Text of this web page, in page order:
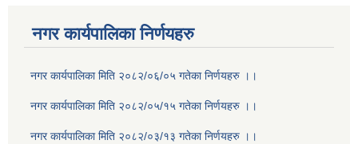
नगर कार्यपालिका निर्णयहरु
नगर कार्यपालिका मिति २०८२/०६/०५ गतेका निर्णयहरु ।।
नगर कार्यपालिका मिति २०८२/०५/१५ गतेका निर्णयहरु ।।
नगर कार्यपालिका मिति २०८२/०३/१३ गतेका निर्णयहरु ।।